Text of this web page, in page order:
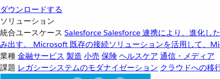
ダウンロードする
ソリューション
統合ユースケース SalesforceSalesforce 連携により、進化し
み出す。
Microsoft 既存の接続ソリューションを活用して、
業種金融サービス 製造 小売 保険 ヘルスケア 通信・メディア
課題 レガシーシステムのモダナイゼーション クラウドへの移